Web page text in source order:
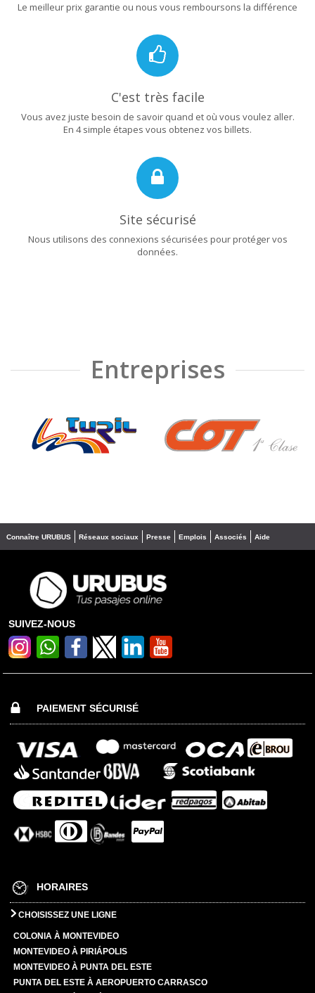
Le meilleur prix garantie ou nous vous remboursons la différence
C'est très facile
Vous avez juste besoin de savoir quand et où vous voulez aller.
En 4 simple étapes vous obtenez vos billets.
Site sécurisé
Nous utilisons des connexions sécurisées pour protéger vos
données.
Entreprises
❮ ❯
Connaître URUBUS Réseaux sociaux Presse Emplois Associés Aide
SUIVEZ-NOUS
PAIEMENT SÉCURISÉ
HORAIRES
CHOISISSEZ UNE LIGNE
COLONIA À MONTEVIDEO
MONTEVIDEO À PIRIÁPOLIS
MONTEVIDEO À PUNTA DEL ESTE
PUNTA DEL ESTE À AEROPUERTO CARRASCO